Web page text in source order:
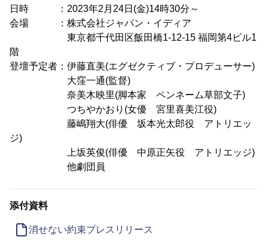
日時 ：2023年2月24日(金)14時30分～
会場 ：株式会社ジャパン・イディア
東京都千代田区飯田橋1-12-15 福岡第4ビル1
階
登壇予定者：伊藤直美(エグゼクティブ・プロデューサー)
大窪一通(監督)
奈美木映里(脚本家 ペンネーム草部文子)
つちやかおり(女優 宮里喜美江役)
藤嶋翔大(俳優 坂本光太郎役 アトリエッ
ジ)
上坂英俊(俳優 中原正矢役 アトリエッジ)
他劇団員
添付資料
消せない約束プレスリリース